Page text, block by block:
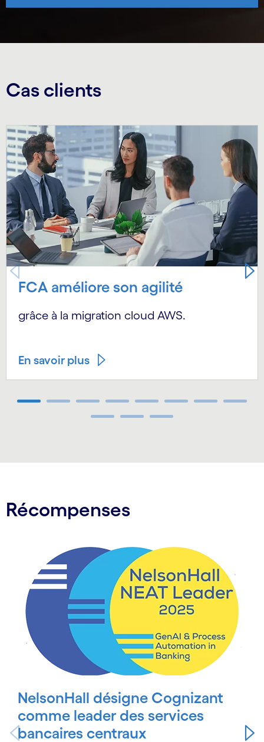
Cas clients
Carousel starts
FCA améliore son agilité
grâce à la migration cloud AWS.
En savoir plus
Récompenses
Carousel starts
NelsonHall désigne Cognizant
comme leader des services
bancaires centraux